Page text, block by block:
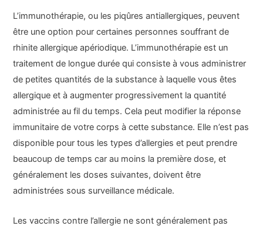
L’immunothérapie, ou les piqûres antiallergiques, peuvent
être une option pour certaines personnes souffrant de
rhinite allergique apériodique. L’immunothérapie est un
traitement de longue durée qui consiste à vous administrer
de petites quantités de la substance à laquelle vous êtes
allergique et à augmenter progressivement la quantité
administrée au fil du temps. Cela peut modifier la réponse
immunitaire de votre corps à cette substance. Elle n’est pas
disponible pour tous les types d’allergies et peut prendre
beaucoup de temps car au moins la première dose, et
généralement les doses suivantes, doivent être
administrées sous surveillance médicale.
Les vaccins contre l’allergie ne sont généralement pas